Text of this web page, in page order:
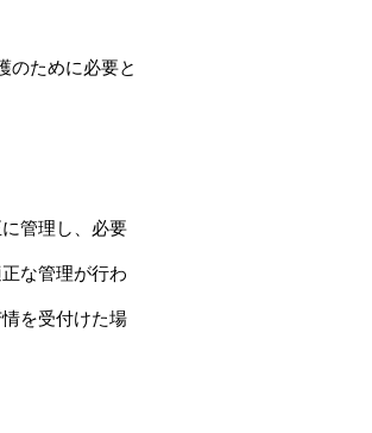
のために必要と
管理し、必要
な管理が行わ
を受付けた場